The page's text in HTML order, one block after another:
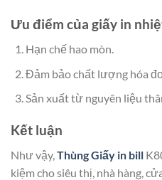
Ưu điểm của giấy in
Hạn chế hao mòn.
Đảm bảo chất lượng hóa
Sản xuất từ nguyên liệu
Kết luận
Như vậy, Thùng Giấy in bill
kiệm cho siêu thị, nhà hàng,